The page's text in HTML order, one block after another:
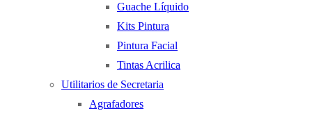
Guache Líquido
Kits Pintura
Pintura Facial
Tintas Acrilica
Utilitarios de Secretaria
Agrafadores